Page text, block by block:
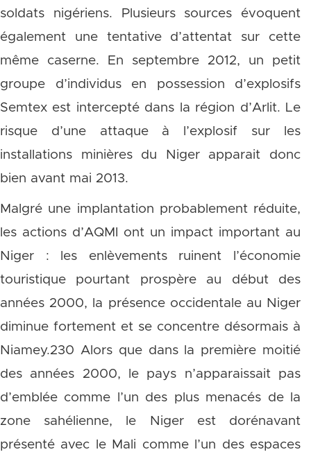
soldats nigériens. Plusieurs sources évoquent
également une tentative d’attentat sur cette
même caserne. En septembre 2012, un petit
groupe d’individus en possession d’explosifs
Semtex est intercepté dans la région d’Arlit. Le
risque d’une attaque à l’explosif sur les
installations minières du Niger apparait donc
bien avant mai 2013.
Malgré une implantation probablement réduite,
les actions d’AQMI ont un impact important au
Niger : les enlèvements ruinent l’économie
touristique pourtant prospère au début des
années 2000, la présence occidentale au Niger
diminue fortement et se concentre désormais à
Niamey.230 Alors que dans la première moitié
des années 2000, le pays n’apparaissait pas
d’emblée comme l’un des plus menacés de la
zone sahélienne, le Niger est dorénavant
présenté avec le Mali comme l’un des espaces